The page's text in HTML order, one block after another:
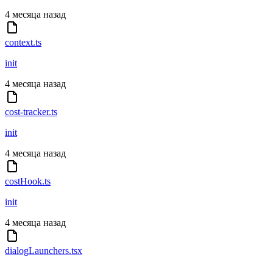
4 месяца назад
context.ts
init
4 месяца назад
cost-tracker.ts
init
4 месяца назад
costHook.ts
init
4 месяца назад
dialogLaunchers.tsx